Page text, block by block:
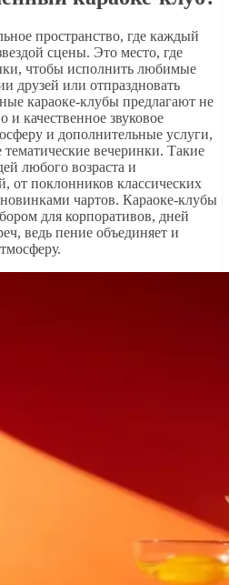
пространство, где каждый
сцены. Это место, где
чтобы исполнить любимые
друзей или отпраздновать
караоке-клубы предлагают не
и качественное звуковое
и дополнительные услуги,
вечеринки. Такие
любого возраста и
от поклонников классических
чартов. Караоке-клубы
для корпоративов, дней
ведь пение объединяет и